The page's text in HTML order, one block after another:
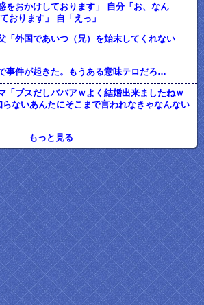
をおかけしております」 自分「お、なん
おります」 自「えっ」
「外国であいつ（兄）を始末してくれない
事件が起きた。もうある意味テロだろ…
「ブスだしババアｗよく結婚出来ましたねｗ
ないあんたにそこまで言われなきゃなんない
もっと見る